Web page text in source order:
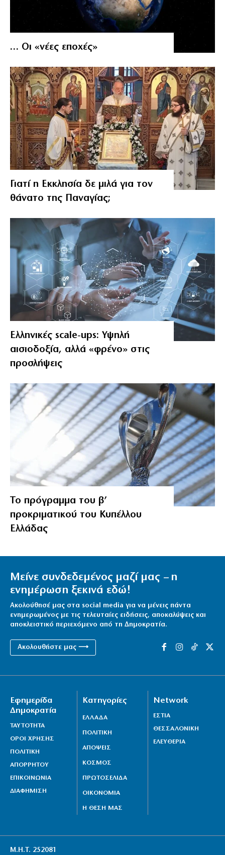
… Οι «νέες εποχές»
Γιατί η Εκκλησία δε μιλά για τον
θάνατο της Παναγίας;
Ελληνικές scale-ups: Υψηλή
αισιοδοξία, αλλά «φρένο» στις
προσλήψεις
Το πρόγραμμα του β’
προκριματικού του Κυπέλλου
Ελλάδας
Μείνε συνδεδεμένος μαζί μας – η
ενημέρωση ξεκινά εδώ!
Ακολούθησέ μας στα social media για να μένεις πάντα
ενημερωμένος με τις τελευταίες ειδήσεις, αποκαλύψεις και
αποκλειστικό περιεχόμενο από τη Δημοκρατία.
Ακολουθήστε μας ⟶
Εφημερίδα
Δημοκρατία
ΤΑΥΤΟΤΗΤΑ
ΟΡΟΙ ΧΡΗΣΗΣ
ΠΟΛΙΤΙΚΗ
ΑΠΟΡΡΗΤΟΥ
ΕΠΙΚΟΙΝΩΝΙΑ
ΔΙΑΦΗΜΙΣΗ
Κατηγορίες
ΕΛΛΑΔΑ
ΠΟΛΙΤΙΚΗ
ΑΠΟΨΕΙΣ
ΚΟΣΜΟΣ
ΠΡΩΤΟΣΕΛΙΔΑ
ΟΙΚΟΝΟΜΙΑ
Η ΘΕΣΗ ΜΑΣ
Network
ΕΣΤΙΑ
ΘΕΣΣΑΛΟΝΙΚΗ
ΕΛΕΥΘΕΡΙΑ
Μ.Η.Τ. 252081